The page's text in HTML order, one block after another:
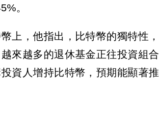
。
上，他指出，比特幣的獨特性，
來越多的退休基金正往投資組合
資人增持比特幣，預期能顯著推